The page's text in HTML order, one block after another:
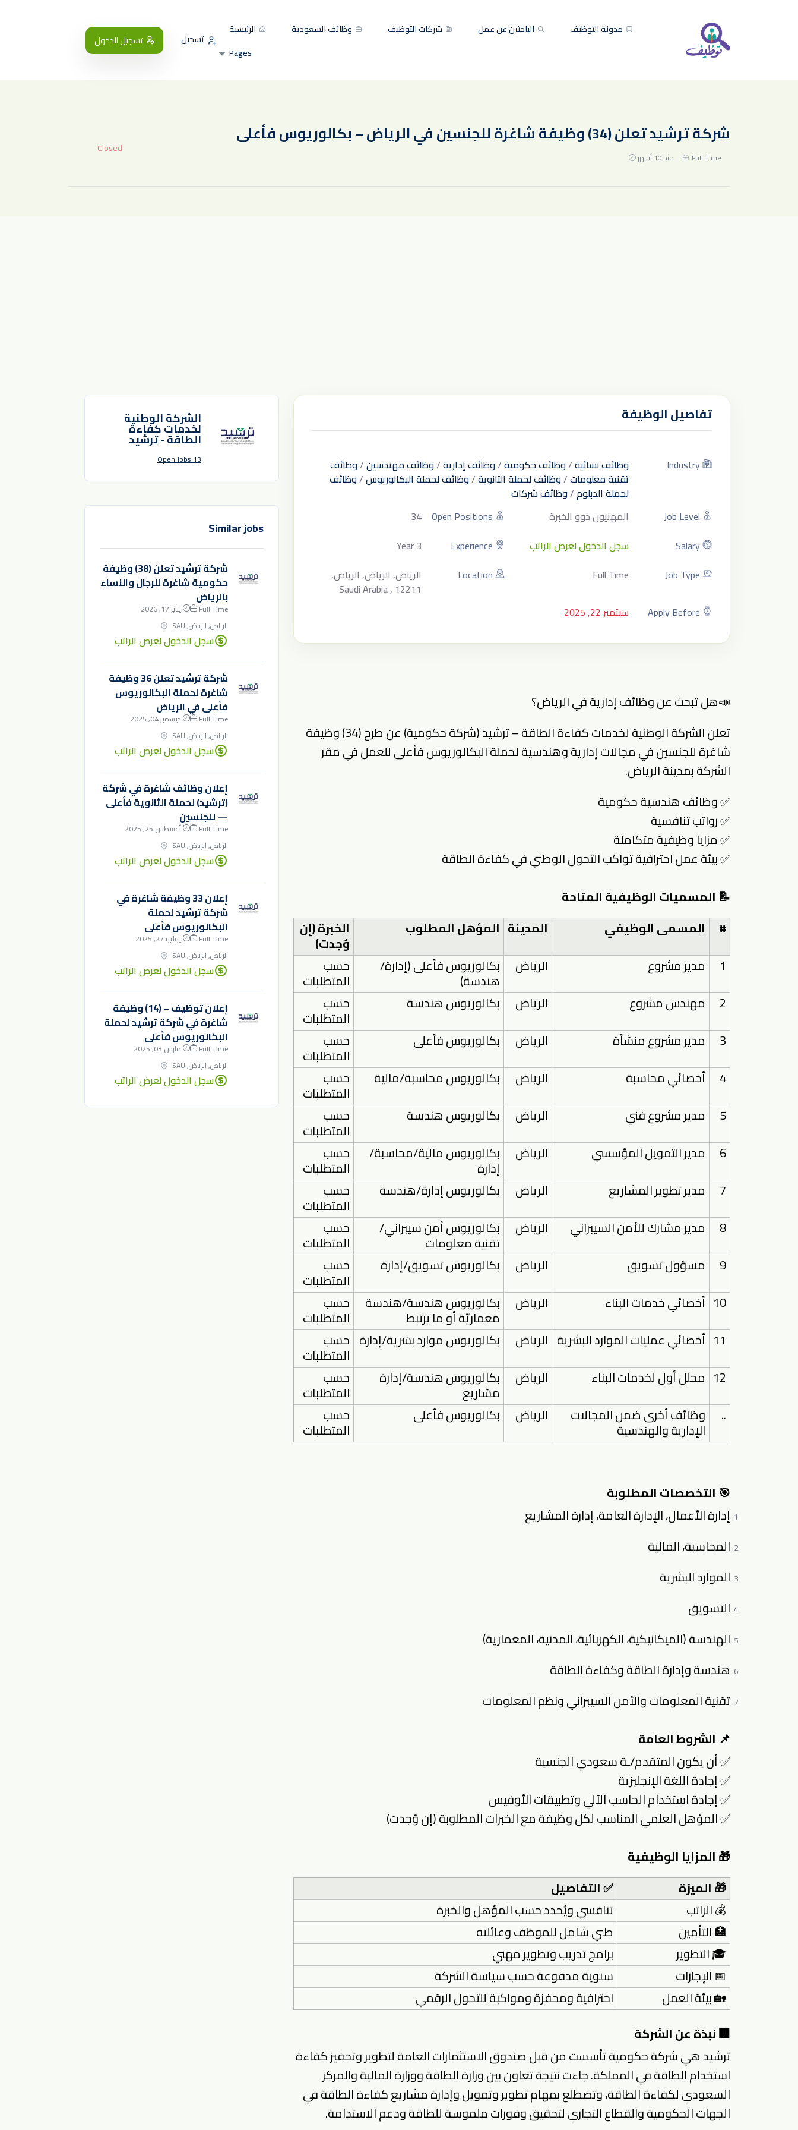
الرئيسية وظائف السعودية شركات التوظيف الباحثين عن عمل
مدونة التوظيف
Pages
تسجيل تسجيل الدخول
شركة ترشيد تعلن (34) وظيفة شاغرة للجنسين في الرياض – بكالوريوس فأعلى
Full Time منذ 10 أشهر
Closed
تفاصيل الوظيفة
Industry وظائف نسائية/وظائف حكومية/وظائف إدارية/وظائف مهندسين/وظائف
تقنية معلومات/وظائف لحملة الثانوية/وظائف لحملة البكالوريوس/وظائف
لحملة الدبلوم/وظائف شركات
Job Level
المهنيون ذوو الخبرة Open Positions
34
Salary
سجل الدخول لعرض الراتب Experience
3 Year
Job Type
Full Time
Location
الرياض, الرياض, الرياض,
Saudi Arabia , 12211
Apply Before
سبتمبر 22, 2025
📣هل تبحث عن وظائف إدارية في الرياض؟
تعلن الشركة الوطنية لخدمات كفاءة الطاقة – ترشيد (شركة حكومية) عن طرح (34) وظيفة
شاغرة للجنسين في مجالات إدارية وهندسية لحملة البكالوريوس فأعلى للعمل في مقر
الشركة بمدينة الرياض.
✅ وظائف هندسية حكومية
✅ رواتب تنافسية
✅ مزايا وظيفية متكاملة
✅ بيئة عمل احترافية تواكب التحول الوطني في كفاءة الطاقة
📝 المسميات الوظيفية المتاحة
#
المسمى الوظيفي المدينة المؤهل المطلوب الخبرة (إن
وُجدت)
1
مدير مشروع الرياض بكالوريوس فأعلى (إدارة/
هندسة)
حسب
المتطلبات
2
مهندس مشروع الرياض بكالوريوس هندسة حسب
المتطلبات
3
مدير مشروع منشأة الرياض بكالوريوس فأعلى حسب
المتطلبات
4
أخصائي محاسبة الرياض بكالوريوس محاسبة/مالية حسب
المتطلبات
5
مدير مشروع فني الرياض بكالوريوس هندسة حسب
المتطلبات
6
مدير التمويل المؤسسي الرياض بكالوريوس مالية/محاسبة/
إدارة
حسب
المتطلبات
7
مدير تطوير المشاريع الرياض بكالوريوس إدارة/هندسة حسب
المتطلبات
8
مدير مشارك للأمن السيبراني الرياض بكالوريوس أمن سيبراني/
تقنية معلومات
حسب
المتطلبات
9
مسؤول تسويق الرياض بكالوريوس تسويق/إدارة حسب
المتطلبات
10 أخصائي خدمات البناء الرياض بكالوريوس هندسة/هندسة
معماريّة أو ما يرتبط
حسب
المتطلبات
11 أخصائي عمليات الموارد البشرية الرياض بكالوريوس موارد بشرية/إدارة حسب
المتطلبات
12 محلل أول لخدمات البناء الرياض بكالوريوس هندسة/إدارة
مشاريع
حسب
المتطلبات
..
وظائف أخرى ضمن المجالات
الإدارية والهندسية
الرياض بكالوريوس فأعلى حسب
المتطلبات
🎯 التخصصات المطلوبة
إدارة الأعمال، الإدارة العامة، إدارة المشاريع
المحاسبة، المالية
الموارد البشرية
التسويق
الهندسة (الميكانيكية، الكهربائية، المدنية، المعمارية)
هندسة وإدارة الطاقة وكفاءة الطاقة
تقنية المعلومات والأمن السيبراني ونظم المعلومات
📌 الشروط العامة
✅ أن يكون المتقدم/ـة سعودي الجنسية
✅ إجادة اللغة الإنجليزية
✅ إجادة استخدام الحاسب الآلي وتطبيقات الأوفيس
✅ المؤهل العلمي المناسب لكل وظيفة مع الخبرات المطلوبة (إن وُجدت)
🎁 المزايا الوظيفية
🎁 الميزة
✅ التفاصيل
💰 الراتب
تنافسي ويُحدد حسب المؤهل والخبرة
🏥 التأمين
طبي شامل للموظف وعائلته
🎓 التطوير
برامج تدريب وتطوير مهني
📅 الإجازات
سنوية مدفوعة حسب سياسة الشركة
🏡 بيئة العمل
احترافية ومحفزة ومواكبة للتحول الرقمي
🏢 نبذة عن الشركة
ترشيد هي شركة حكومية تأسست من قبل صندوق الاستثمارات العامة لتطوير وتحفيز كفاءة
استخدام الطاقة في المملكة. جاءت نتيجة تعاون بين وزارة الطاقة ووزارة المالية والمركز
السعودي لكفاءة الطاقة، وتضطلع بمهام تطوير وتمويل وإدارة مشاريع كفاءة الطاقة في
الجهات الحكومية والقطاع التجاري لتحقيق وفورات ملموسة للطاقة ودعم الاستدامة.
الشركة الوطنية
لخدمات كفاءة
الطاقة - ترشيد
13 Open Jobs
Similar jobs
شركة ترشيد تعلن (38) وظيفة
حكومية شاغرة للرجال والنساء
بالرياض
Full Time
يناير 17, 2026
الرياض, الرياض, SAU
سجل الدخول لعرض الراتب
شركة ترشيد تعلن 36 وظيفة
شاغرة لحملة البكالوريوس
فأعلى في الرياض
Full Time
ديسمبر 04, 2025
الرياض, الرياض, SAU
سجل الدخول لعرض الراتب
إعلان وظائف شاغرة في شركة
(ترشيد) لحملة الثانوية فأعلى
— للجنسين
Full Time
أغسطس 25, 2025
الرياض, الرياض, SAU
سجل الدخول لعرض الراتب
إعلان 33 وظيفة شاغرة في
شركة ترشيد لحملة
البكالوريوس فأعلى
Full Time
يوليو 27, 2025
الرياض, الرياض, SAU
سجل الدخول لعرض الراتب
إعلان توظيف – (14) وظيفة
شاغرة في شركة ترشيد لحملة
البكالوريوس فأعلى
Full Time
مارس 03, 2025
الرياض, الرياض, SAU
سجل الدخول لعرض الراتب